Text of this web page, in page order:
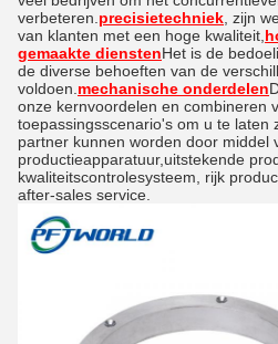
verbeteren. precisietechniek , zijn
van klanten met een hoge kwaliteit,
gemaakte dienstenHet is de
de diverse behoeften van de
voldoen. mechanische onderdelen
onze kernvoordelen en combineren
toepassingsscenario's om u te laten
partner kunnen worden door middel
productieapparatuur,uitstekende
kwaliteitscontrolesysteem, rijk
after-sales service.